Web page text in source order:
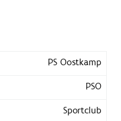
PS Oostkamp
PSO
Sportclub